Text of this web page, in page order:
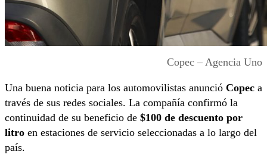
Copec – Agencia Uno
Una buena noticia para los automovilistas anunció Copec a
través de sus redes sociales. La compañía confirmó la
continuidad de su beneficio de $100 de descuento por
litro en estaciones de servicio seleccionadas a lo largo del
país.